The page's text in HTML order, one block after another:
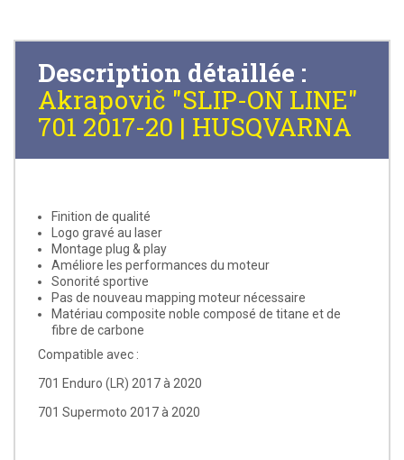
Description détaillée :
Akrapovič "SLIP-ON LINE"
701 2017-20 | HUSQVARNA
Finition de qualité
Logo gravé au laser
Montage plug & play
Améliore les performances du moteur
Sonorité sportive
Pas de nouveau mapping moteur nécessaire
Matériau composite noble composé de titane et de
fibre de carbone
Compatible avec :
701 Enduro (LR) 2017 à 2020
701 Supermoto 2017 à 2020